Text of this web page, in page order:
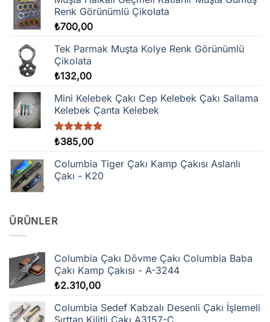
Renk Görünümlü Çikolata
₺700,00
Tek Parmak Muşta Kolye Renk Görünümlü
Çikolata
₺132,00
Mini Kelebek Çakı Cep Kelebek Çakı Sallama
Kelebek Çanta Kelebek
5 üzerinden
oy
aldı
₺385,00
Columbia Tiger Çakı Kamp Çakısı Aslanlı
Çakı - K20
ÜRÜNLER
Columbia Çakı Dövme Çakı Columbia Baba
Çakı Kamp Çakısı - A-3244
₺2.310,00
Columbia Sedef Kabzalı Desenli Çakı İşlemeli